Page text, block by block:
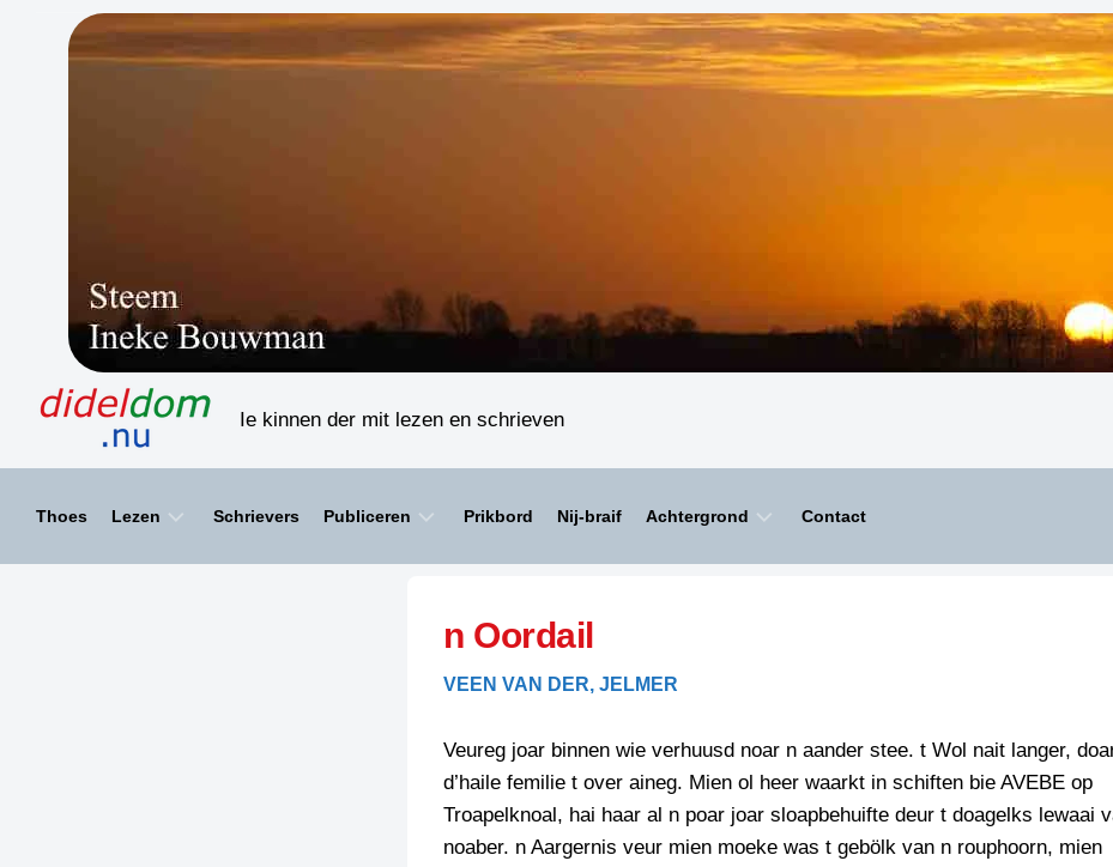
Ie kinnen der mit lezen en schrieven
Thoes Lezen
HAIKU’S
LIMERICKS
SCHRIEFWEDSTRIED
FLYER
BIENOAMEN
LEGENDEN
RECEPTEN
SPREUKEN
Schrievers Publiceren
SPELLENSCONTROLE
SCHRIEFREGELS
Prikbord Nij-braif Achtergrond
JOEN
Contact
n Oordail
VEEN VAN DER, JELMER
Veureg joar binnen wie verhuusd noar n aander stee. t Wol nait langer,
d’haile femilie t over aineg. Mien ol heer waarkt in schiften bie AVEBE op
Troapelknoal, hai haar al n poar joar sloapbehuifte deur t doagelks lewaai
noaber. n Aargernis veur mien moeke was t gebölk van n rouphoorn, mien